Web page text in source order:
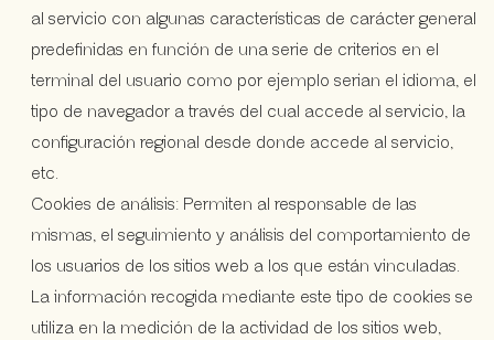
al servicio con algunas características de carácter general
predefinidas en función de una serie de criterios en el
terminal del usuario como por ejemplo serian el idioma, el
tipo de navegador a través del cual accede al servicio, la
configuración regional desde donde accede al servicio,
etc.
Cookies de análisis: Permiten al responsable de las
mismas, el seguimiento y análisis del comportamiento de
los usuarios de los sitios web a los que están vinculadas.
La información recogida mediante este tipo de cookies se
utiliza en la medición de la actividad de los sitios web,